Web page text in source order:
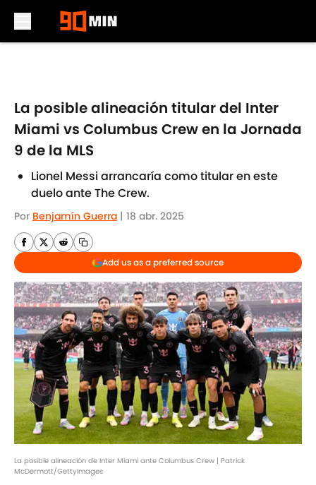
La posible alineación titular del Inter
Miami vs Columbus Crew en la Jornada
9 de la MLS
Lionel Messi arrancaría como titular en este
duelo ante The Crew.
Por Benjamín Guerra | 18 abr. 2025
Add us as a preferred source
La posible alineación de Inter Miami ante Columbus Crew | Patrick
McDermott/GettyImages